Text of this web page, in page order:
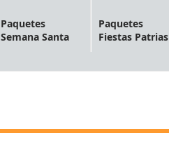
Paquetes
Semana Santa
Paquetes
Fiestas Patrias